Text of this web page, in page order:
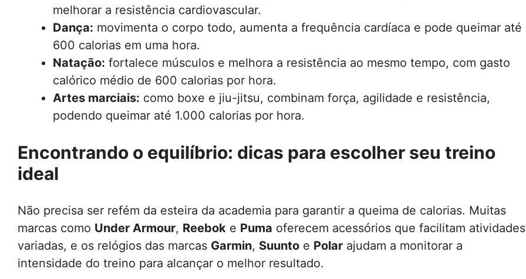
melhorar a resistência cardiovascular.
Dança: movimenta o corpo todo, aumenta a frequência cardíaca e pode queimar até
600 calorias em uma hora.
Natação: fortalece músculos e melhora a resistência ao mesmo tempo, com gasto
calórico médio de 600 calorias por hora.
Artes marciais: como boxe e jiu-jitsu, combinam força, agilidade e resistência,
podendo queimar até 1.000 calorias por hora.
Encontrando o equilíbrio: dicas para escolher seu treino
ideal
Não precisa ser refém da esteira da academia para garantir a queima de calorias. Muitas
marcas como Under Armour, Reebok e Puma oferecem acessórios que facilitam atividades
variadas, e os relógios das marcas Garmin, Suunto e Polar ajudam a monitorar a
intensidade do treino para alcançar o melhor resultado.